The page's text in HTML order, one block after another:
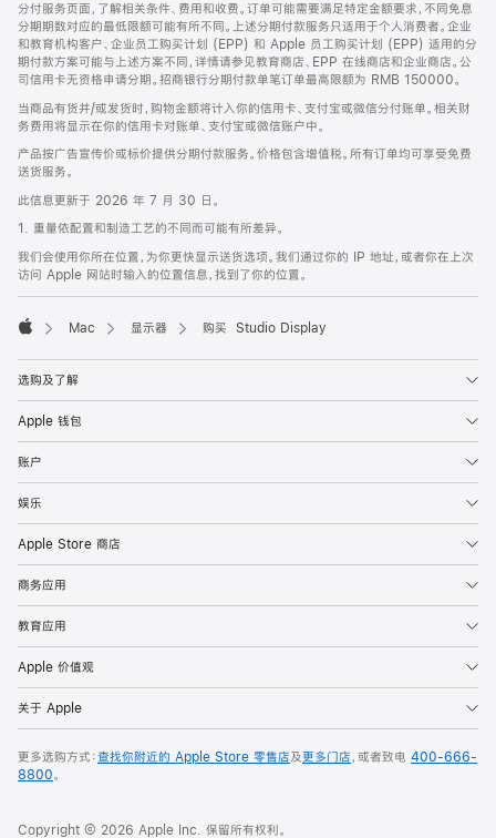
分付服务页面，了解相关条件、费用和收费。订单可能需要满足特定金额要求，不同免息
分期期数对应的最低限额可能有所不同。上述分期付款服务只适用于个人消费者。企业
和教育机构客户、企业员工购买计划 (EPP) 和 Apple 员工购买计划 (EPP) 适用的分
期付款方案可能与上述方案不同，详情请参见教育商店、EPP 在线商店和企业商店。公
司信用卡无资格申请分期。招商银行分期付款单笔订单最高限额为 RMB 150000。
当商品有货并/或发货时，购物金额将计入你的信用卡、支付宝或微信分付账单。相关财
务费用将显示在你的信用卡对账单、支付宝或微信账户中。
产品按广告宣传价或标价提供分期付款服务。价格包含增值税。所有订单均可享受免费
送货服务。
此信息更新于 2026 年 7 月 30 日。
1. 重量依配置和制造工艺的不同而可能有所差异。
我们会使用你所在位置，为你更快显示送货选项。我们通过你的 IP 地址，或者你在上次
访问 Apple 网站时输入的位置信息，找到了你的位置。
Mac 显示器 购买 Studio Display
选购及了解
Apple 钱包
账户
娱乐
Apple Store 商店
商务应用
教育应用
Apple 价值观
关于 Apple
更多选购方式：查找你附近的 Apple Store 零售店及更多门店，或者致电 400-666-
8800。
Copyright © 2026 Apple Inc. 保留所有权利。